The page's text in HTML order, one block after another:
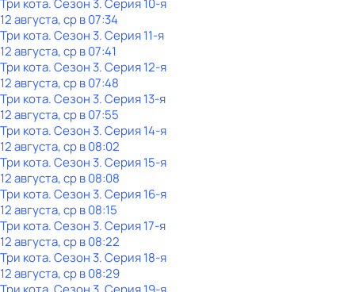
Три кота. Сезон 3. Серия 10-я
12 августа, ср в 07:34
Три кота. Сезон 3. Серия 11-я
12 августа, ср в 07:41
Три кота. Сезон 3. Серия 12-я
12 августа, ср в 07:48
Три кота. Сезон 3. Серия 13-я
12 августа, ср в 07:55
Три кота. Сезон 3. Серия 14-я
12 августа, ср в 08:02
Три кота. Сезон 3. Серия 15-я
12 августа, ср в 08:08
Три кота. Сезон 3. Серия 16-я
12 августа, ср в 08:15
Три кота. Сезон 3. Серия 17-я
12 августа, ср в 08:22
Три кота. Сезон 3. Серия 18-я
12 августа, ср в 08:29